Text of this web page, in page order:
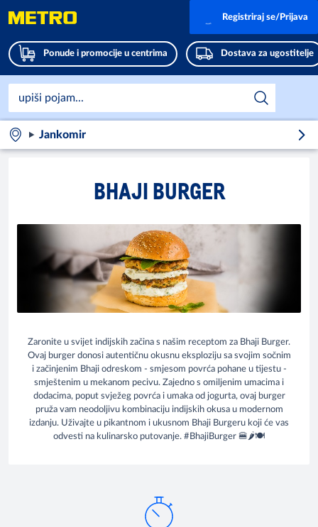
Ponude i promocije u centrima Dostava za ugostitelje
Registriraj se/Prijava
Jankomir
BHAJI BURGER
Zaronite u svijet indijskih začina s našim receptom za Bhaji Burger.
Ovaj burger donosi autentičnu okusnu eksploziju sa svojim sočnim
i začinjenim Bhaji odreskom - smjesom povrća pohane u tijestu -
smještenim u mekanom pecivu. Zajedno s omiljenim umacima i
dodacima, poput svježeg povrća i umaka od jogurta, ovaj burger
pruža vam neodoljivu kombinaciju indijskih okusa u modernom
izdanju. Uživajte u pikantnom i ukusnom Bhaji Burgeru koji će vas
odvesti na kulinarsko putovanje. #BhajiBurger 🍔🌶️🍽️